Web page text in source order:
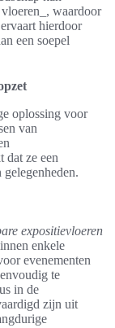
waardoor
hierdoor
een soepel
oplossing voor
van
dat ze een
expositievloeren
enkele
evenementen
te
in de
zijn uit